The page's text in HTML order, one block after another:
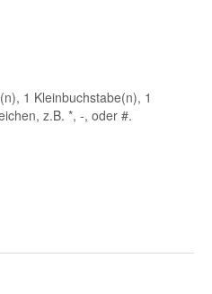
1 Kleinbuchstabe(n), 1
z.B. *, -, oder #.